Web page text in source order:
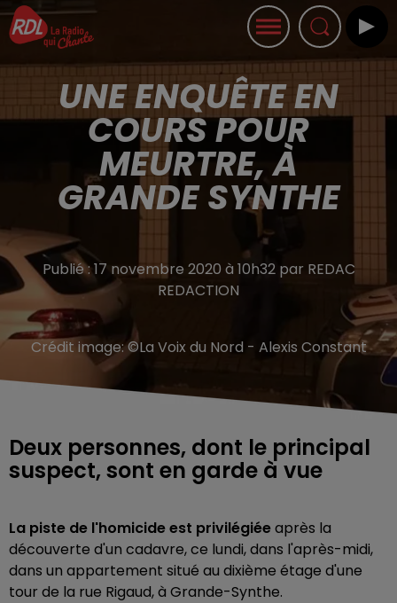
UNE ENQUÊTE EN
COURS POUR
MEURTRE, À
GRANDE SYNTHE
Publié : 17 novembre 2020 à 10h32 par REDAC
REDACTION
Crédit image:©La Voix du Nord - Alexis Constant
Deux personnes, dont le principal
suspect, sont en garde à vue
La piste de l'homicide est privilégiéeaprès la
découverte d'un cadavre, ce lundi, dans l'après-midi,
dans un appartement situé au dixième étage d'une
tour de la rue Rigaud, à Grande-Synthe.